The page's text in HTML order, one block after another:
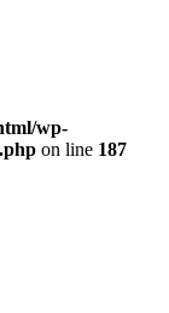
wp-
on line 187